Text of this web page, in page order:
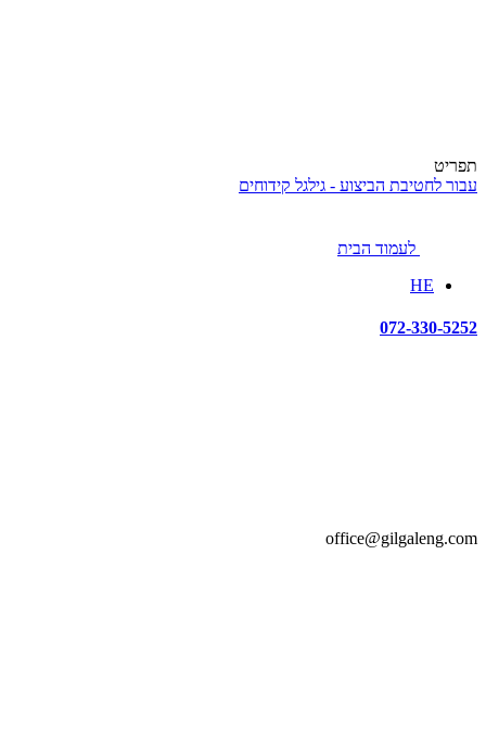
תפריט
עבור לחטיבת הביצוע - גילגל קידוחים
לעמוד הבית
HE
072-330-5252
office@gilgaleng.com